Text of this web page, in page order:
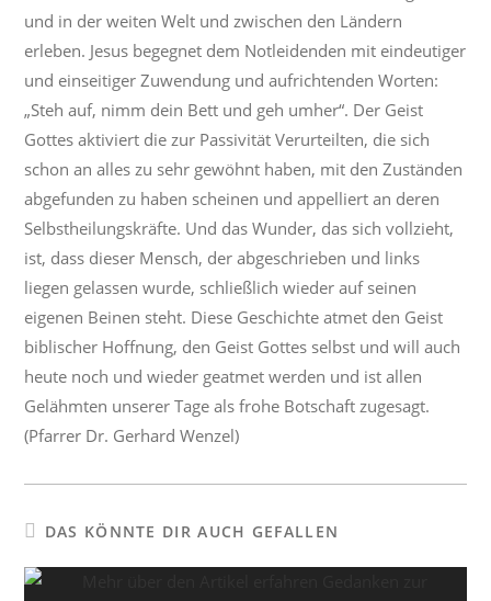
und in der weiten Welt und zwischen den Ländern
erleben. Jesus begegnet dem Notleidenden mit eindeutiger
und einseitiger Zuwendung und aufrichtenden Worten:
„Steh auf, nimm dein Bett und geh umher“. Der Geist
Gottes aktiviert die zur Passivität Verurteilten, die sich
schon an alles zu sehr gewöhnt haben, mit den Zuständen
abgefunden zu haben scheinen und appelliert an deren
Selbstheilungskräfte. Und das Wunder, das sich vollzieht,
ist, dass dieser Mensch, der abgeschrieben und links
liegen gelassen wurde, schließlich wieder auf seinen
eigenen Beinen steht. Diese Geschichte atmet den Geist
biblischer Hoffnung, den Geist Gottes selbst und will auch
heute noch und wieder geatmet werden und ist allen
Gelähmten unserer Tage als frohe Botschaft zugesagt.
(Pfarrer Dr. Gerhard Wenzel)
DAS KÖNNTE DIR AUCH GEFALLEN